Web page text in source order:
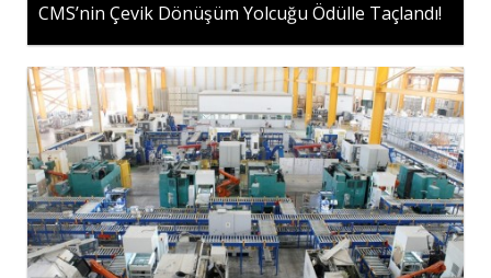
CMS’nin Çevik Dönüşüm Yolcuğu Ödülle Taçlandı!